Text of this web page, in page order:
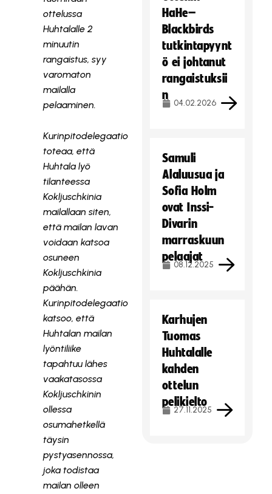
ottelussa
Huhtalalle 2
minuutin
rangaistus, syy
varomaton
mailalla
pelaaminen.
Kurinpitodelegaatio
toteaa, että
Huhtala lyö
tilanteessa
Kokljuschkinia
mailallaan siten,
että mailan lavan
voidaan katsoa
osuneen
Kokljuschkinia
päähän.
Kurinpitodelegaatio
katsoo, että
Huhtalan mailan
lyöntiliike
tapahtuu lähes
vaakatasossa
Kokljuschkinin
ollessa
osumahetkellä
täysin
pystyasennossa,
joka todistaa
mailan olleen
HaHe–
Blackbirds
tutkintapyynt
ö ei johtanut
rangaistuksii
n
04.02.2026
Samuli
Alaluusua ja
Sofia Holm
ovat Inssi-
Divarin
marraskuun
pelaajat
08.12.2025
Karhujen
Tuomas
Huhtalalle
kahden
ottelun
pelikielto
27.11.2025